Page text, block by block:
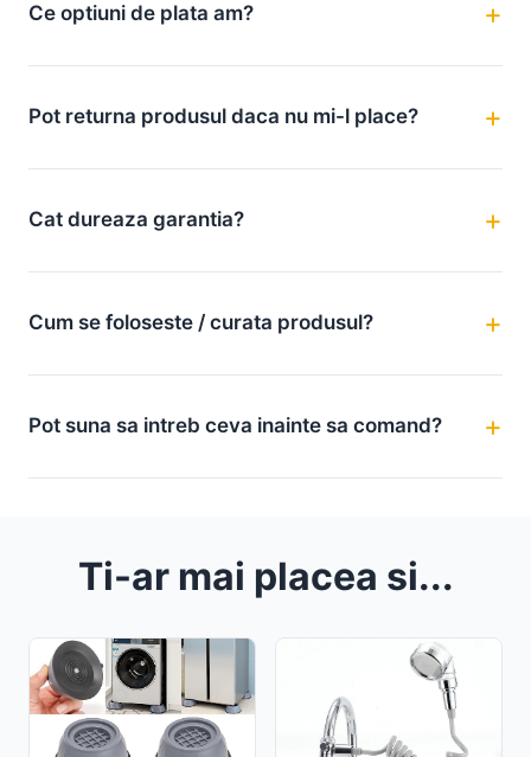
Ce optiuni de plata am?
Pot returna produsul daca nu mi-l place?
Cat dureaza garantia?
Cum se foloseste / curata produsul?
Pot suna sa intreb ceva inainte sa comand?
Ti-ar mai placea si...